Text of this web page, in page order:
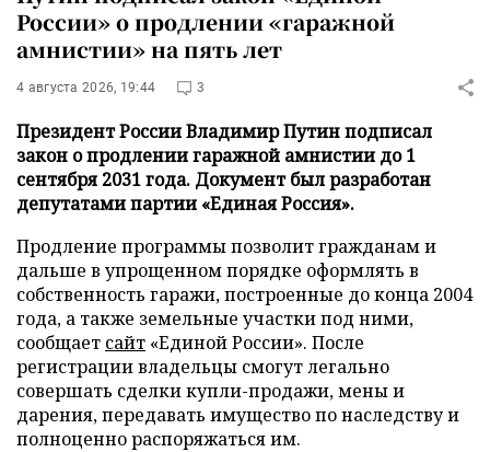
России» о продлении «гаражной
амнистии» на пять лет
4 августа 2026, 19:44 3
Президент России Владимир Путин подписал
закон о продлении гаражной амнистии до 1
сентября 2031 года. Документ был разработан
депутатами партии «Единая Россия».
Продление программы позволит гражданам и
дальше в упрощенном порядке оформлять в
собственность гаражи, построенные до конца 2004
года, а также земельные участки под ними,
сообщает сайт «Единой России». После
регистрации владельцы смогут легально
совершать сделки купли-продажи, мены и
дарения, передавать имущество по наследству и
полноценно распоряжаться им.